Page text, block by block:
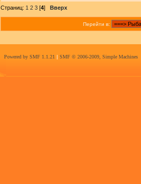
Страниц: 1 2 3 [4] Вверх
Перейти в:
Powered by SMF 1.1.21 | SMF © 2006-2009, Simple Machines